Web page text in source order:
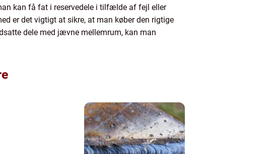
kan få fat i reservedele i tilfælde af fejl eller
er det vigtigt at sikre, at man køber den rigtige
dele med jævne mellemrum, kan man